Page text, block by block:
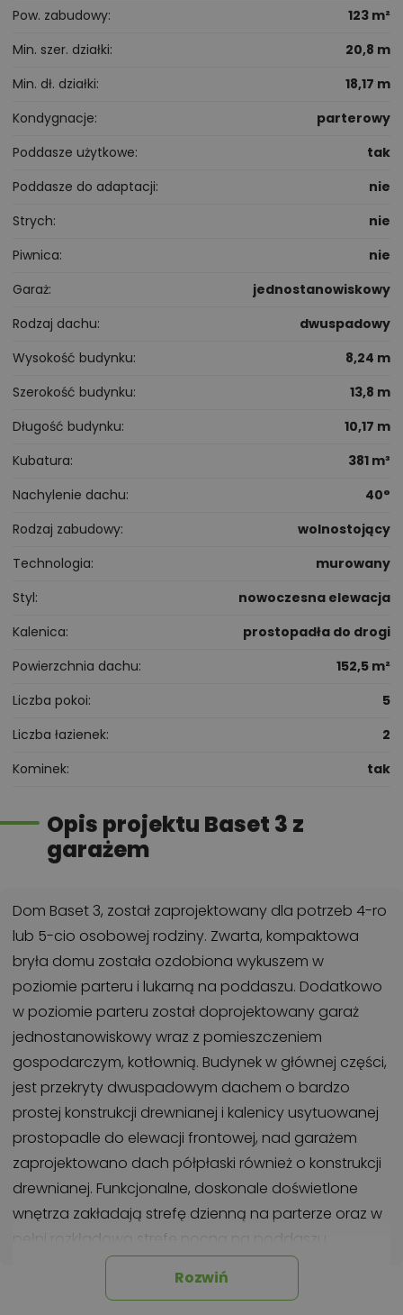
Pow. zabudowy
123 m²
Min. szer. działki
20,8 m
Min. dł. działki
18,17 m
Kondygnacje
parterowy
Poddasze użytkowe
tak
Poddasze do adaptacji
nie
Strych
nie
Piwnica
nie
Garaż
jednostanowiskowy
Rodzaj dachu
dwuspadowy
Wysokość budynku
8,24 m
Szerokość budynku
13,8 m
Długość budynku
10,17 m
Kubatura
381 m³
Nachylenie dachu
40°
Rodzaj zabudowy
wolnostojący
Technologia
murowany
Styl
nowoczesna elewacja
Kalenica
prostopadła do drogi
Powierzchnia dachu
152,5 m²
Liczba pokoi
5
Liczba łazienek
2
Kominek
tak
Opis projektu Baset 3 z
garażem
Dom Baset 3, został zaprojektowany dla potrzeb 4-ro
lub 5-cio osobowej rodziny. Zwarta, kompaktowa
bryła domu została ozdobiona wykuszem w
poziomie parteru i lukarną na poddaszu. Dodatkowo
w poziomie parteru został doprojektowany garaż
jednostanowiskowy wraz z pomieszczeniem
gospodarczym, kotłownią. Budynek w głównej części,
jest przekryty dwuspadowym dachem o bardzo
prostej konstrukcji drewnianej i kalenicy usytuowanej
prostopadle do elewacji frontowej, nad garażem
zaprojektowano dach półpłaski również o konstrukcji
drewnianej. Funkcjonalne, doskonale doświetlone
wnętrza zakładają strefę dzienną na parterze oraz w
pełni rozkładową strefę nocną na poddaszu.
Przestronny, otwierający się na ogród salon z jadalnią
i kominkiem, dopełniono zaprojektowanym wykuszem
Rozwiń